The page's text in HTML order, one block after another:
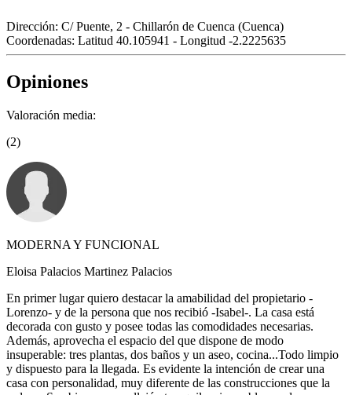
Dirección: C/ Puente, 2 - Chillarón de Cuenca (Cuenca)
Coordenadas: Latitud 40.105941 - Longitud -2.2225635
Opiniones
Valoración media:
(2)
MODERNA Y FUNCIONAL
Eloisa Palacios Martinez Palacios
En primer lugar quiero destacar la amabilidad del propietario -
Lorenzo- y de la persona que nos recibió -Isabel-. La casa está
decorada con gusto y posee todas las comodidades necesarias.
Además, aprovecha el espacio del que dispone de modo
insuperable: tres plantas, dos baños y un aseo, cocina...Todo limpio
y dispuesto para la llegada. Es evidente la intención de crear una
casa con personalidad, muy diferente de las construcciones que la